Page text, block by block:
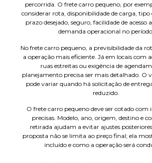
percorrida. O frete carro pequeno, por
considerar rota, disponibilidade de carga, tipo
prazo desejado, seguro, facilidade de acesso
demanda operacional no
No frete carro pequeno, a previsibilidade da
a operação mais eficiente. Já em locais com
ruas estreitas ou exigência de
planejamento precisa ser mais detalhado. O
pode variar quando há solicitação de
reduzido.
O frete carro pequeno deve ser cotado com
precisas. Modelo, ano, origem, destino e
retirada ajudam a evitar ajustes
proposta não se limita ao preço final; ela
incluído e como a operação será